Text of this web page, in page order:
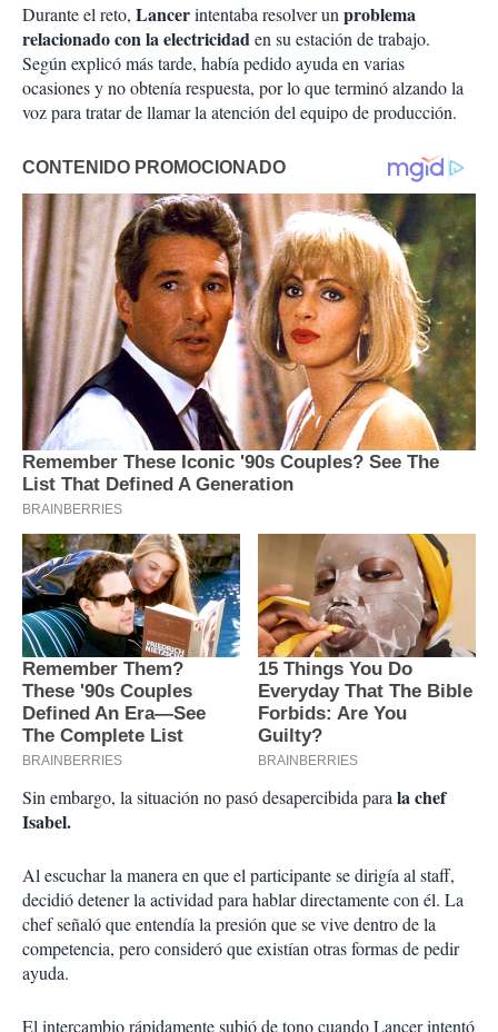
Durante el reto, Lancerintentaba resolver unproblema
relacionado con la electricidaden su estación de trabajo.
Según explicó más tarde, había pedido ayuda en varias
ocasiones y no obtenía respuesta, por lo que terminó alzando la
voz para tratar de llamar la atención del equipo de producción.
Sin embargo, la situación no pasó desapercibida parala chef
Isabel.
Al escuchar la manera en que el participante se dirigía al staff,
decidió detener la actividad para hablar directamente con él. La
chef señaló que entendía la presión que se vive dentro de la
competencia, pero consideró que existían otras formas de pedir
ayuda.
El intercambio rápidamente subió de tono cuando Lancer intentó